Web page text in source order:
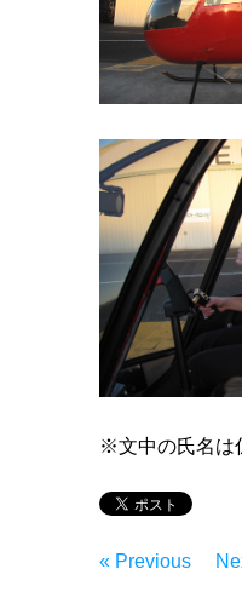
※文中の氏名は
« Previous